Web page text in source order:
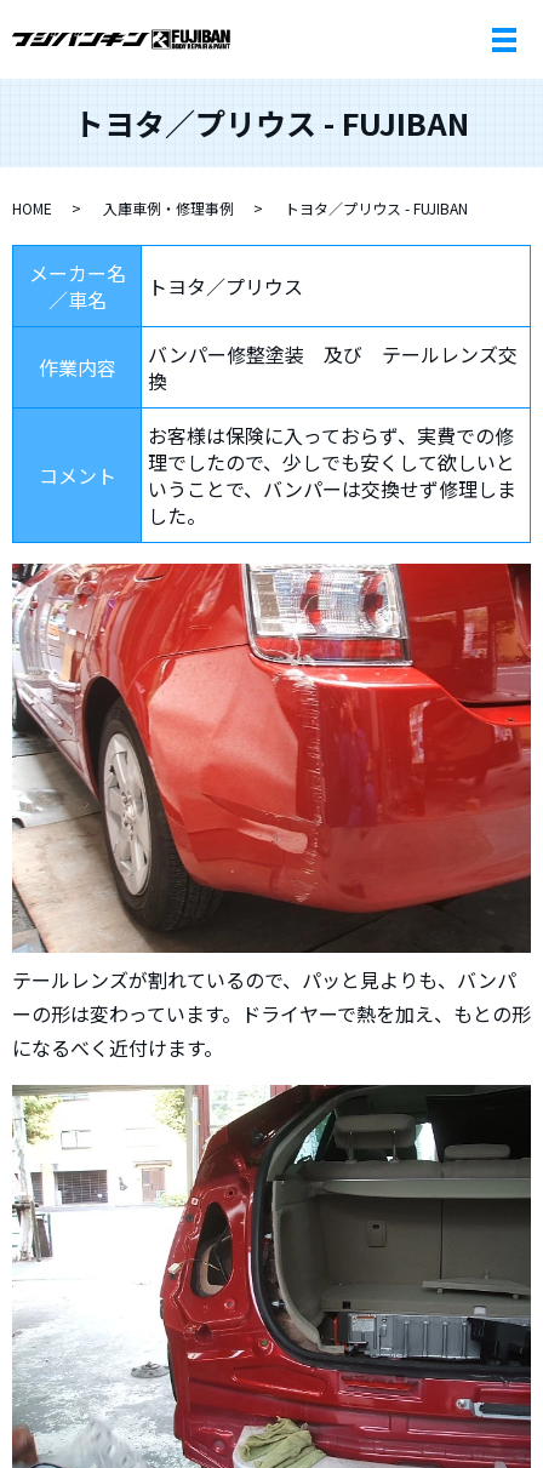
トヨタ／プリウス - FUJIBAN
HOME 入庫車例・修理事例 トヨタ／プリウス - FUJIBAN
メーカー名
／車名
トヨタ／プリウス
作業内容
バンパー修整塗装 及び テールレンズ交
換
コメント
お客様は保険に入っておらず、実費での修
理でしたので、少しでも安くして欲しいと
いうことで、バンパーは交換せず修理しま
した。
テールレンズが割れているので、パッと見よりも、バンパ
ーの形は変わっています。ドライヤーで熱を加え、もとの形
になるべく近付けます。